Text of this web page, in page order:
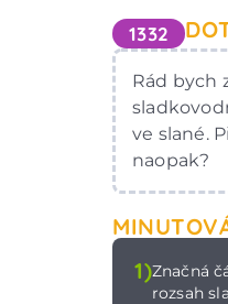
1332
Rád bych
ve slané.
naopak?
1)Značná
rozsah